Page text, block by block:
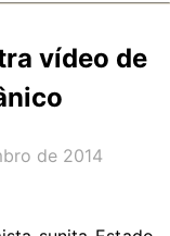
vídeo de
de 2014